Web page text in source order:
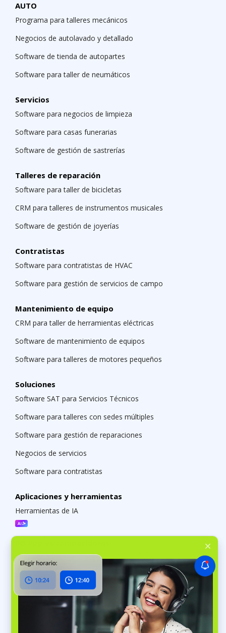
AUTO
Programa para talleres mecánicos
Negocios de autolavado y detallado
Software de tienda de autopartes
Software para taller de neumáticos
Servicios
Software para negocios de limpieza
Software para casas funerarias
Software de gestión de sastrerías
Talleres de reparación
Software para taller de bicicletas
CRM para talleres de instrumentos musicales
Software de gestión de joyerías
Contratistas
Software para contratistas de HVAC
Software para gestión de servicios de campo
Mantenimiento de equipo
CRM para taller de herramientas eléctricas
Software de mantenimiento de equipos
Software para talleres de motores pequeños
Soluciones
Software SAT para Servicios Técnicos
Software para talleres con sedes múltiples
Software para gestión de reparaciones
Negocios de servicios
Software para contratistas
Aplicaciones y herramientas
Herramientas de IA
Alternativa a RepairDesk
Alternativa a Jobber
Alternativa a My Gadget Repairs
Alternativa a Odoo